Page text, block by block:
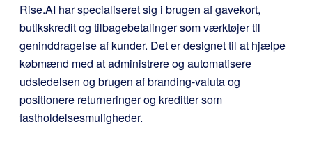
Rise.AI har specialiseret sig i brugen af gavekort,
butikskredit og tilbagebetalinger som værktøjer til
geninddragelse af kunder. Det er designet til at hjælpe
købmænd med at administrere og automatisere
udstedelsen og brugen af branding-valuta og
positionere returneringer og kreditter som
fastholdelsesmuligheder.